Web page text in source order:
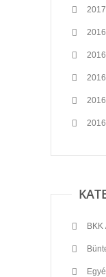
BKK